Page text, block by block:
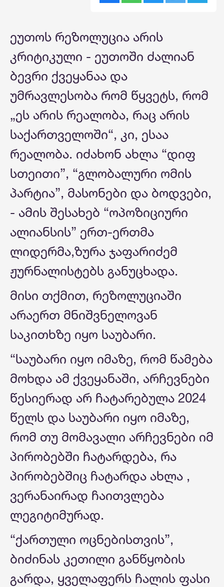
ეუთოს რეზოლუცია არის
კრიტიკული - ეუთოში ძალიან
ბევრი ქვეყანაა და
უმრავლესობა რომ წყვეტს, რომ
„ეს არის რეალობა, რაც არის
საქართველოში“, კი, ესაა
რეალობა. იძახონ ახლა “დიფ
სთეითი”, “გლობალური ომის
პარტია”, მასონები და ბოდვები,
- ამის შესახებ “ოპოზიციური
ალიანსის” ერთ-ერთმა
ლიდერმა,ზურა ჯაფარიძემ
ჟურნალისტებს განუცხადა.
მისი თქმით, რეზოლუციაში
არაერთ მნიშვნელოვან
საკითხზე იყო საუბარი.
“საუბარი იყო იმაზე, რომ წამება
მოხდა ამ ქვეყანაში, არჩევნები
წესიერად არ ჩატარებულა 2024
წელს და საუბარი იყო იმაზე,
რომ თუ მომავალი არჩევნები იმ
პირობებში ჩატარდება, რა
პირობებშიც ჩატარდა ახლა ,
ვერანაირად ჩაითვლება
ლეგიტიმურად.
“ქართული ოცნებისთვის”,
ბიძინას კეთილი განწყობის
გარდა, ყველაფერს ჩალის ფასი